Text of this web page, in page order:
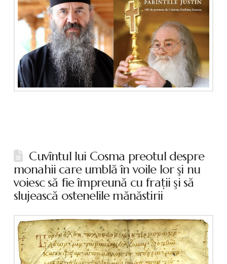
Cuvîntul lui Cosma preotul despre
monahii care umblă în voile lor şi nu
voiesc să fie împreună cu fraţii şi să
slujească ostenelile mănăstirii